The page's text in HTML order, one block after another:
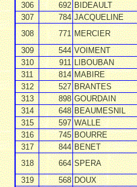
306
692 BIDEAULT
307
784 JACQUELINE
308
771 MERCIER
309
544 VOIMENT
310
911 LIBOUBAN
311
814 MABIRE
312
527 BRANTES
313
898 GOURDAIN
314
648 BEAUMESNIL
315
597 WALLE
316
745 BOURRE
317
844 BENET
318
664 SPERA
319
568 DOUX